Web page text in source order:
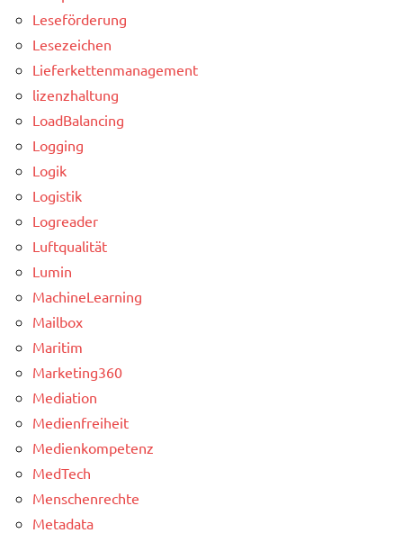
Leseförderung
Lesezeichen
Lieferkettenmanagement
lizenzhaltung
LoadBalancing
Logging
Logik
Logistik
Logreader
Luftqualität
Lumin
MachineLearning
Mailbox
Maritim
Marketing360
Mediation
Medienfreiheit
Medienkompetenz
MedTech
Menschenrechte
Metadata